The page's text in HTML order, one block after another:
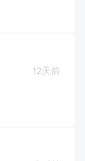
12天前